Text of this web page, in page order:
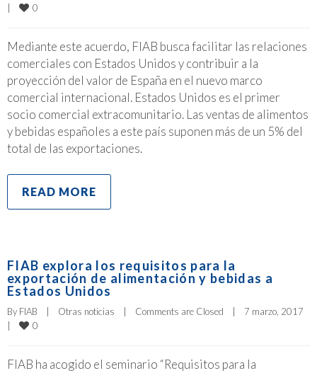
0
Mediante este acuerdo, FIAB busca facilitar las relaciones
comerciales con Estados Unidos y contribuir a la
proyección del valor de España en el nuevo marco
comercial internacional. Estados Unidos es el primer
socio comercial extracomunitario. Las ventas de alimentos
y bebidas españoles a este país suponen más de un 5% del
total de las exportaciones.
READ MORE
FIAB explora los requisitos para la
exportación de alimentación y bebidas a
Estados Unidos
By FIAB Otras noticias Comments are Closed
0
FIAB ha acogido el seminario “Requisitos para la